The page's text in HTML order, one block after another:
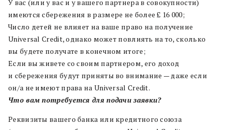
У вас (или у вас и у вашего партнера в совокупности)
имеются сбережения в размере не более £ 16 000;
Число детей не влияет на ваше право на получение
Universal Credit, однако может повлиять на то, сколько
вы будете получате в конечном итоге;
Если вы живете со своим партнером, его доход
и сбережения будут приняты во внимание — даже если
он/а не имеют права на Universal Credit.
Что вам потребуется для подачи заявки?
Реквизиты вашего банка или кредитного союза